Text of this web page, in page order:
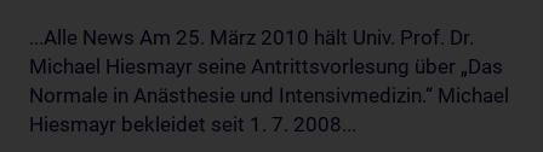
...Alle News Am 25. März 2010 hält Univ. Prof. Dr.
Michael Hiesmayr seine Antrittsvorlesung über „Das
Normale in Anästhesie und Intensivmedizin.“ Michael
Hiesmayr bekleidet seit 1. 7. 2008...